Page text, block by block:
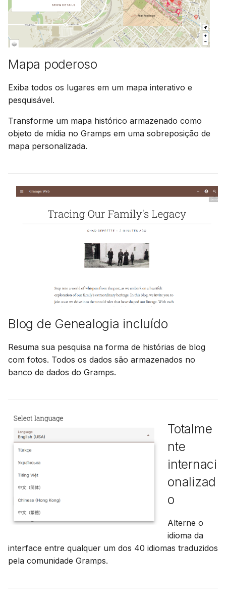
Mapa poderoso
Exiba todos os lugares em um mapa interativo e
pesquisável.
Transforme um mapa histórico armazenado como
objeto de mídia no Gramps em uma sobreposição de
mapa personalizada.
Blog de Genealogia incluído
Resuma sua pesquisa na forma de histórias de blog
com fotos. Todos os dados são armazenados no
banco de dados do Gramps.
Totalme
nte
internaci
onalizad
o
Alterne o
idioma da
interface entre qualquer um dos 40 idiomas traduzidos
pela comunidade Gramps.